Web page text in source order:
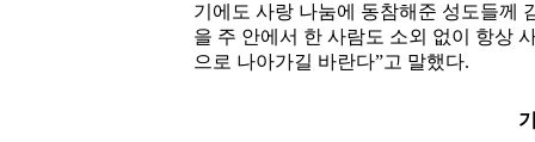
기에도 사랑 나눔에 동참해준 성도들께
을 주 안에서 한 사람도 소외 없이 항상
으로 나아가길 바란다”고 말했다.